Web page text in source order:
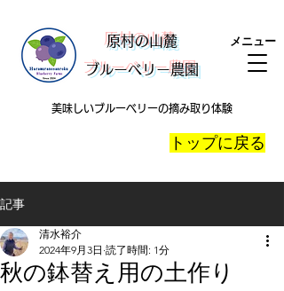
​原村の山麓
ブルーベリー農園
メニュー
美味しいブルーベリーの摘み取り体験
​トップに戻る
記事
秋の鉢替え用の土作り
清水裕介
2024年9月3日 読了時間: 1分